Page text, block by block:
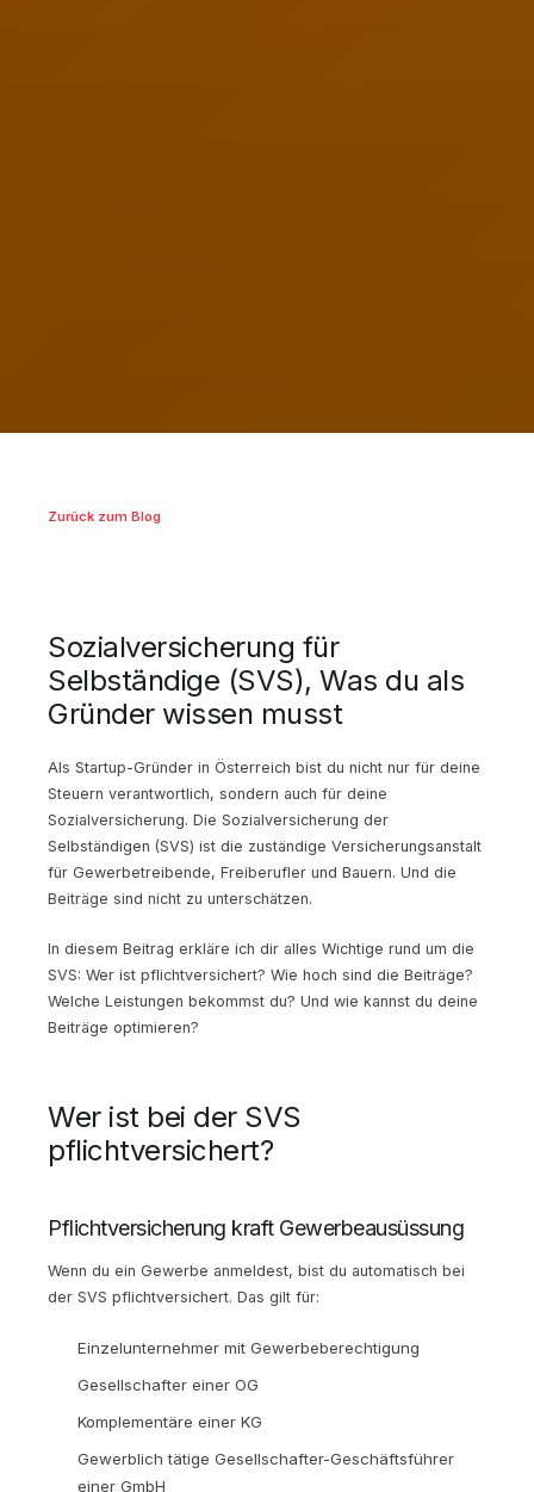
Zurück zum Blog
Sozialversicherung für
Selbständige (SVS), Was du als
Gründer wissen musst
Als Startup-Gründer in Österreich bist du nicht nur für deine
Steuern verantwortlich, sondern auch für deine
Sozialversicherung. Die Sozialversicherung der
Selbständigen (SVS) ist die zuständige Versicherungsanstalt
für Gewerbetreibende, Freiberufler und Bauern. Und die
Beiträge sind nicht zu unterschätzen.
In diesem Beitrag erkläre ich dir alles Wichtige rund um die
SVS: Wer ist pflichtversichert? Wie hoch sind die Beiträge?
Welche Leistungen bekommst du? Und wie kannst du deine
Beiträge optimieren?
Wer ist bei der SVS
pflichtversichert?
Pflichtversicherung kraft Gewerbeausüssung
Wenn du ein Gewerbe anmeldest, bist du automatisch bei
der SVS pflichtversichert. Das gilt für:
Einzelunternehmer mit Gewerbeberechtigung
Gesellschafter einer OG
Komplementäre einer KG
Gewerblich tätige Gesellschafter-Geschäftsführer
einer GmbH